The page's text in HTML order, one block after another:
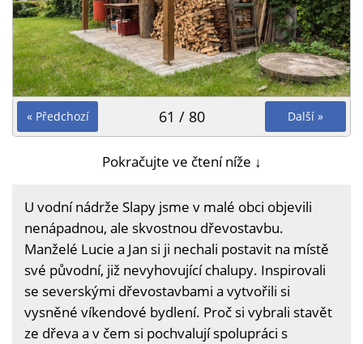
« Předchozí Další »
61 / 80
Pokračujte ve čtení níže ↓
U vodní nádrže Slapy jsme v malé obci objevili
nenápadnou, ale skvostnou dřevostavbu.
Manželé Lucie a Jan si ji nechali postavit na místě
své původní, již nevyhovující chalupy. Inspirovali
se severskými dřevostavbami a vytvořili si
vysněné víkendové bydlení. Proč si vybrali stavět
ze dřeva a v čem si pochvalují spolupráci s